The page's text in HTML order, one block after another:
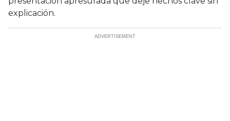
explicación.